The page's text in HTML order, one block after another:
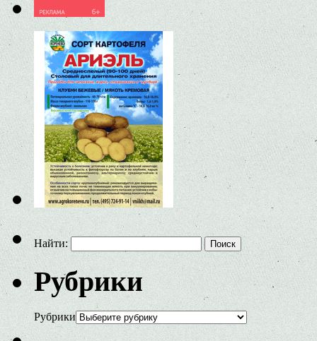
Найти:
Рубрики
Рубрики